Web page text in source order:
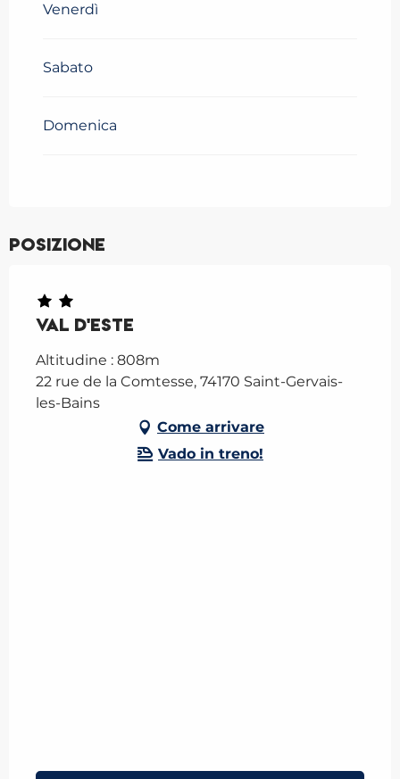
Venerdì
Sabato
Domenica
Posizione
Val d'Este
Altitudine : 808m
22 rue de la Comtesse, 74170 Saint-Gervais-
les-Bains
Come arrivare
Vado in treno!